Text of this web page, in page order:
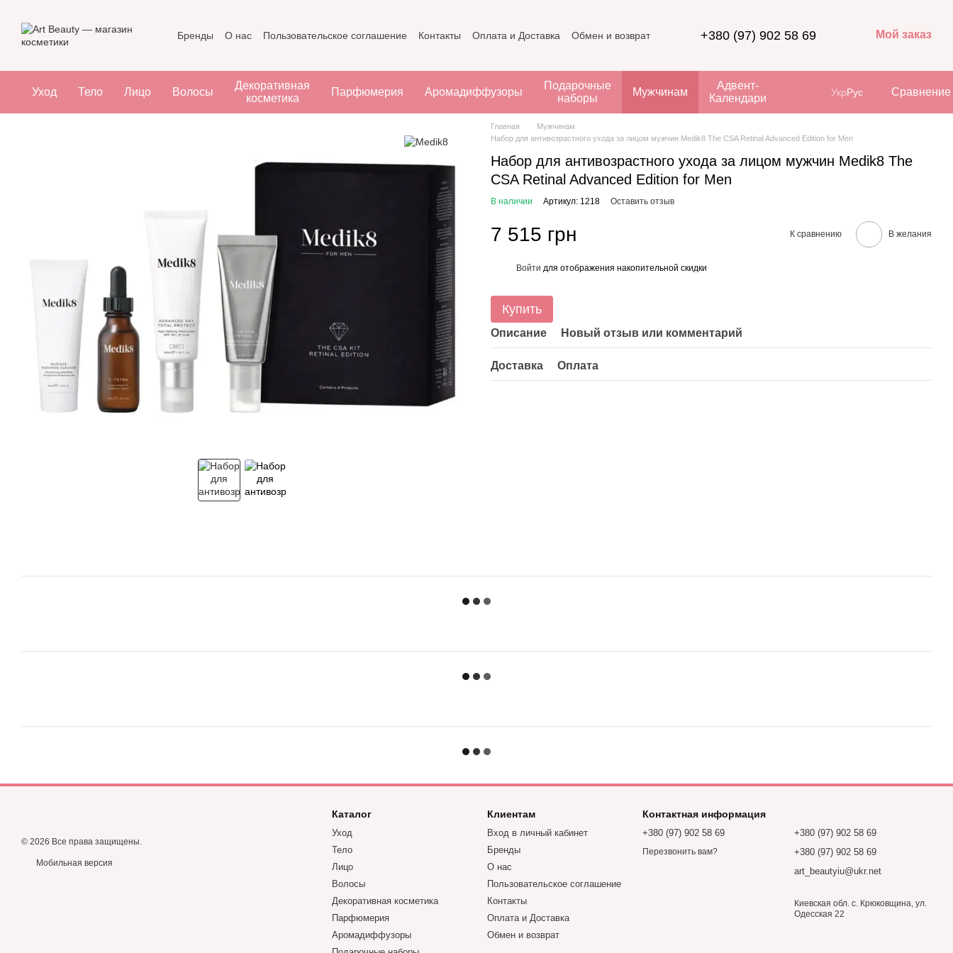
Бренды О нас Пользовательское соглашение Контакты Оплата и Доставка Обмен и возврат +380 (97) 902 58 69 Мой заказ
Уход Тело Лицо Волосы
Декоративная
косметика
Парфюмерия Аромадиффузоры
Подарочные
наборы
Мужчинам
Адвент-
Календари
УкрРус Сравнение
Главная
Мужчинам
Набор для антивозрастного ухода за лицом мужчин Medik8 The CSA Retinal Advanced Edition for Men
Набор для антивозрастного ухода за лицом мужчин Medik8 The
CSA Retinal Advanced Edition for Men
В наличии Артикул: 1218 Оставить отзыв
7 515 грн К сравнению В желания
Войти для отображения накопительной скидки
Купить
Описание Новый отзыв или комментарий
Доставка Оплата
© 2026 Все права защищены.
Мобильная версия
Каталог
Уход
Тело
Лицо
Волосы
Декоративная косметика
Парфюмерия
Аромадиффузоры
Клиентам
Вход в личный кабинет
Бренды
О нас
Пользовательское соглашение
Контакты
Оплата и Доставка
Обмен и возврат
Контактная информация
+380 (97) 902 58 69
Перезвонить вам?
+380 (97) 902 58 69
+380 (97) 902 58 69
art_beautyiu@ukr.net
Киевская обл. с. Крюковщина, ул.
Одесская 22